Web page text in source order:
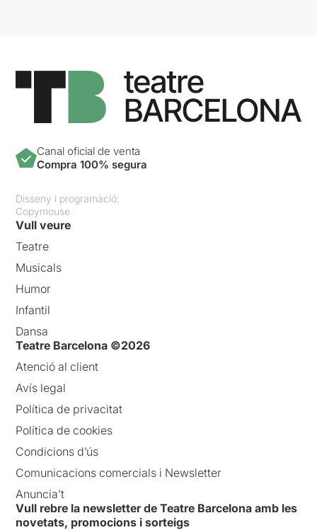
Canal oficial de venta
Compra 100% segura
Disseny i programació:
Copymouse
Vull veure
Teatre
Musicals
Humor
Infantil
Dansa
Teatre Barcelona ©2026
Atenció al client
Avís legal
Política de privacitat
Política de cookies
Condicions d’ús
Comunicacions comercials i Newsletter
Anuncia’t
Vull rebre la newsletter de Teatre Barcelona amb les
novetats, promocions i sorteigs